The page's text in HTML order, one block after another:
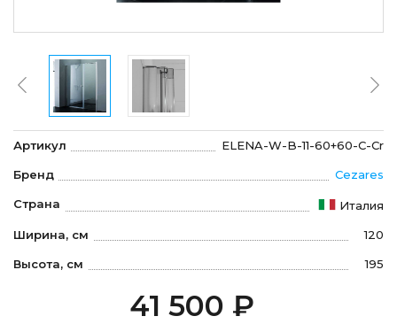
Артикул ELENA-W-B-11-60+60-C-Cr
Бренд Cezares
Страна Италия
Ширина, см 120
Высота, см 195
41 500 ₽